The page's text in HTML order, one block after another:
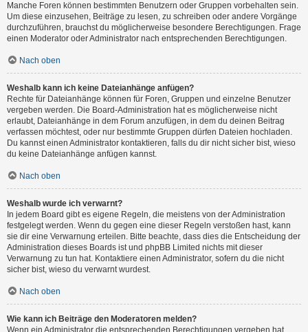
Manche Foren können bestimmten Benutzern oder Gruppen vorbehalten sein.
Um diese einzusehen, Beiträge zu lesen, zu schreiben oder andere Vorgänge
durchzuführen, brauchst du möglicherweise besondere Berechtigungen. Frage
einen Moderator oder Administrator nach entsprechenden Berechtigungen.
Nach oben
Weshalb kann ich keine Dateianhänge anfügen?
Rechte für Dateianhänge können für Foren, Gruppen und einzelne Benutzer
vergeben werden. Die Board-Administration hat es möglicherweise nicht
erlaubt, Dateianhänge in dem Forum anzufügen, in dem du deinen Beitrag
verfassen möchtest, oder nur bestimmte Gruppen dürfen Dateien hochladen.
Du kannst einen Administrator kontaktieren, falls du dir nicht sicher bist, wieso
du keine Dateianhänge anfügen kannst.
Nach oben
Weshalb wurde ich verwarnt?
In jedem Board gibt es eigene Regeln, die meistens von der Administration
festgelegt werden. Wenn du gegen eine dieser Regeln verstoßen hast, kann
sie dir eine Verwarnung erteilen. Bitte beachte, dass dies die Entscheidung der
Administration dieses Boards ist und phpBB Limited nichts mit dieser
Verwarnung zu tun hat. Kontaktiere einen Administrator, sofern du die nicht
sicher bist, wieso du verwarnt wurdest.
Nach oben
Wie kann ich Beiträge den Moderatoren melden?
Wenn ein Administrator die entsprechenden Berechtigungen vergeben hat,